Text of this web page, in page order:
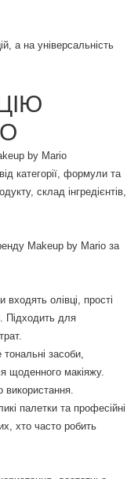
а на універсальність
by Mario
категорії, формули та
склад інгредієнтів,
Makeup by Mario за
олівці, прості
Підходить для
засоби,
щоденного макіяжу.
використання.
палетки та професійні
хто часто робить